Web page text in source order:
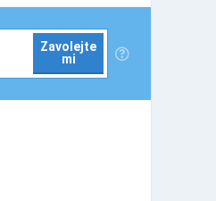
Zavolejte
mi